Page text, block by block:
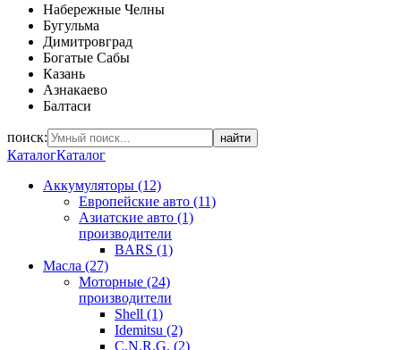
Набережные Челны
Бугульма
Димитровград
Богатые Сабы
Казань
Азнакаево
Балтаси
поиск: найти
КаталогКаталог
Аккумуляторы (12)
Европейские авто (11)
Азиатские авто (1)
производители
BARS (1)
Масла (27)
Моторные (24)
производители
Shell (1)
Idemitsu (2)
C.N.R.G. (2)